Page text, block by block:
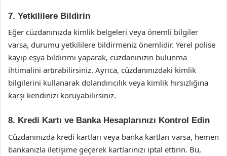
7. Yetkililere Bildirin
Eğer cüzdanınızda kimlik belgeleri veya önemli bilgiler
varsa, durumu yetkililere bildirmeniz önemlidir. Yerel polise
kayıp eşya bildirimi yaparak, cüzdanınızın bulunma
ihtimalini artırabilirsiniz. Ayrıca, cüzdanınızdaki kimlik
bilgilerini kullanarak dolandırıcılık veya kimlik hırsızlığına
karşı kendinizi koruyabilirsiniz.
8. Kredi Kartı ve Banka Hesaplarınızı Kontrol Edin
Cüzdanınızda kredi kartları veya banka kartları varsa, hemen
bankanızla iletişime geçerek kartlarınızı iptal ettirin. Bu,